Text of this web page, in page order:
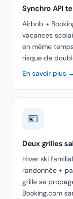
Synchro API
Airbnb +
vacances
en même
risque de
En savoir plus →
💶
Deux grilles
Hiver ski
randonnée +
grille se
Booking.com